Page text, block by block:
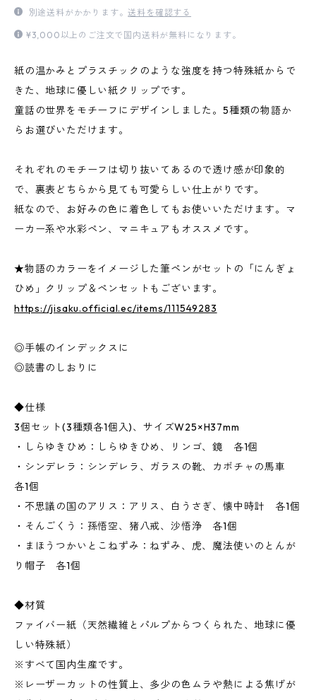
別途送料がかかります。送料を確認する
¥3,000以上のご注文で国内送料が無料になります。
紙の温かみとプラスチックのような強度を持つ特殊紙からで
きた、地球に優しい紙クリップです。
童話の世界をモチーフにデザインしました。5種類の物語か
らお選びいただけます。
それぞれのモチーフは切り抜いてあるので透け感が印象的
で、裏表どちらから見ても可愛らしい仕上がりです。
紙なので、お好みの色に着色してもお使いいただけます。マ
ーカー系や水彩ペン、マニキュアもオススメです。
★物語のカラーをイメージした筆ペンがセットの「にんぎょ
ひめ」クリップ＆ペンセットもございます。
https://jisaku.official.ec/items/111549283
◎手帳のインデックスに
◎読書のしおりに
◆仕様
3個セット(3種類各1個入)、サイズW25×H37mm
・しらゆきひめ：しらゆきひめ、リンゴ、鏡 各1個
・シンデレラ：シンデレラ、ガラスの靴、カボチャの馬車
各1個
・不思議の国のアリス：アリス、白うさぎ、懐中時計 各1個
・そんごくう：孫悟空、猪八戒、沙悟浄 各1個
・まほうつかいとこねずみ：ねずみ、虎、魔法使いのとんが
り帽子 各1個
◆材質
ファイバー紙（天然繊維とパルプからつくられた、地球に優
しい特殊紙）
※すべて国内生産です。
※レーザーカットの性質上、多少の色ムラや熱による焦げが